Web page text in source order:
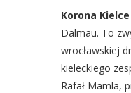
Korona Kielce
Dalmau. To
wrocławskiej
kieleckiego
Rafał Mamla,